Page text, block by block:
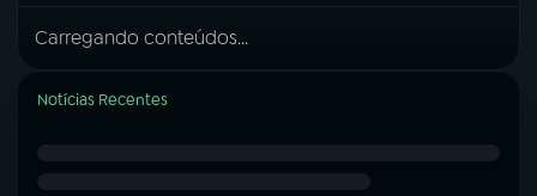
Carregando conteúdos...
Notícias Recentes